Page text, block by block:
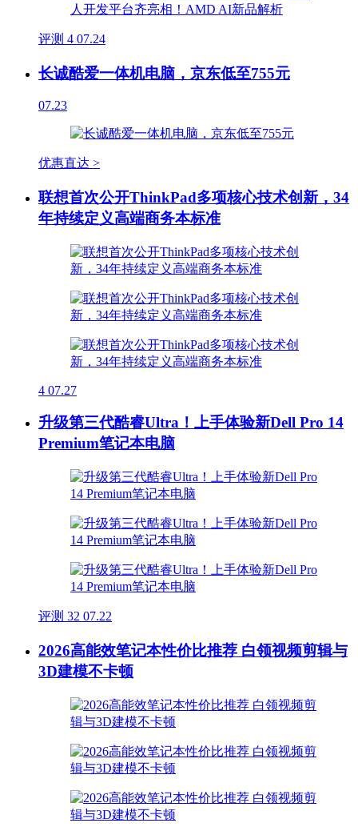
评测 4 07.24
长诚酷爱一体机电脑，京东低至755元
07.23
优惠直达 >
联想首次公开ThinkPad多项核心技术创新，34
年持续定义高端商务本标准
4 07.27
升级第三代酷睿Ultra！上手体验新Dell Pro 14
Premium笔记本电脑
评测 32 07.22
2026高能效笔记本性价比推荐 白领视频剪辑与
3D建模不卡顿